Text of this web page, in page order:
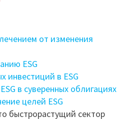
от изменения
ESG
инвестиций в ESG
в суверенных облигациях
целей ESG
быстрорастущий сектор